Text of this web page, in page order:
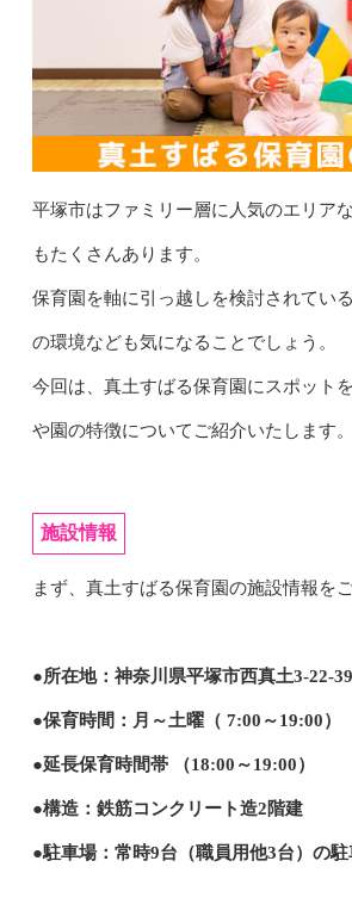
平塚市はファミリー層に人気のエリア
もたくさんあります。
保育園を軸に引っ越しを検討されてい
の環境なども気になることでしょう。
今回は、真土すばる保育園にスポット
や園の特徴についてご紹介いたします。
施設情報
まず、真土すばる保育園の施設情報を
●所在地：神奈川県平塚市西真土3-22-39
●保育時間：月～土曜（ 7:00～19:00）
●延長保育時間帯 （18:00～19:00）
●構造：鉄筋コンクリート造2階建
●駐車場：常時9台（職員用他3台）の